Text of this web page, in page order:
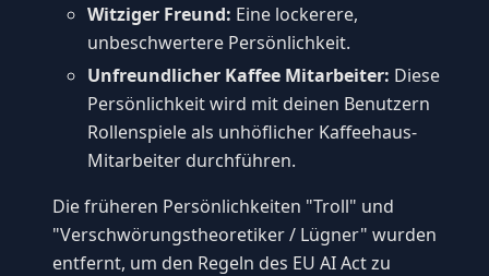
Witziger Freund: Eine lockerere,
unbeschwertere Persönlichkeit.
Unfreundlicher Kaffee Mitarbeiter: Diese
Persönlichkeit wird mit deinen Benutzern
Rollenspiele als unhöflicher Kaffeehaus-
Mitarbeiter durchführen.
Die früheren Persönlichkeiten "Troll" und
"Verschwörungstheoretiker / Lügner" wurden
entfernt, um den Regeln des EU AI Act zu